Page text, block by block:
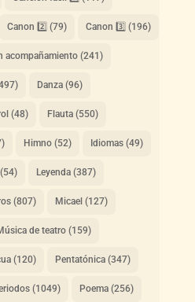
Canon 2️⃣ (79) Canon 3️⃣ (196)
acompañamiento(241)
Danza(96)
(48) Flauta(550)
Himno(52) Idiomas(49)
Leyenda(387)
(807) Micael (127)
de teatro(159)
(120) Pentatónica(347)
(1049) Poema(256)